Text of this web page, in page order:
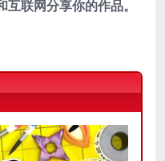
联网分享你的作品。